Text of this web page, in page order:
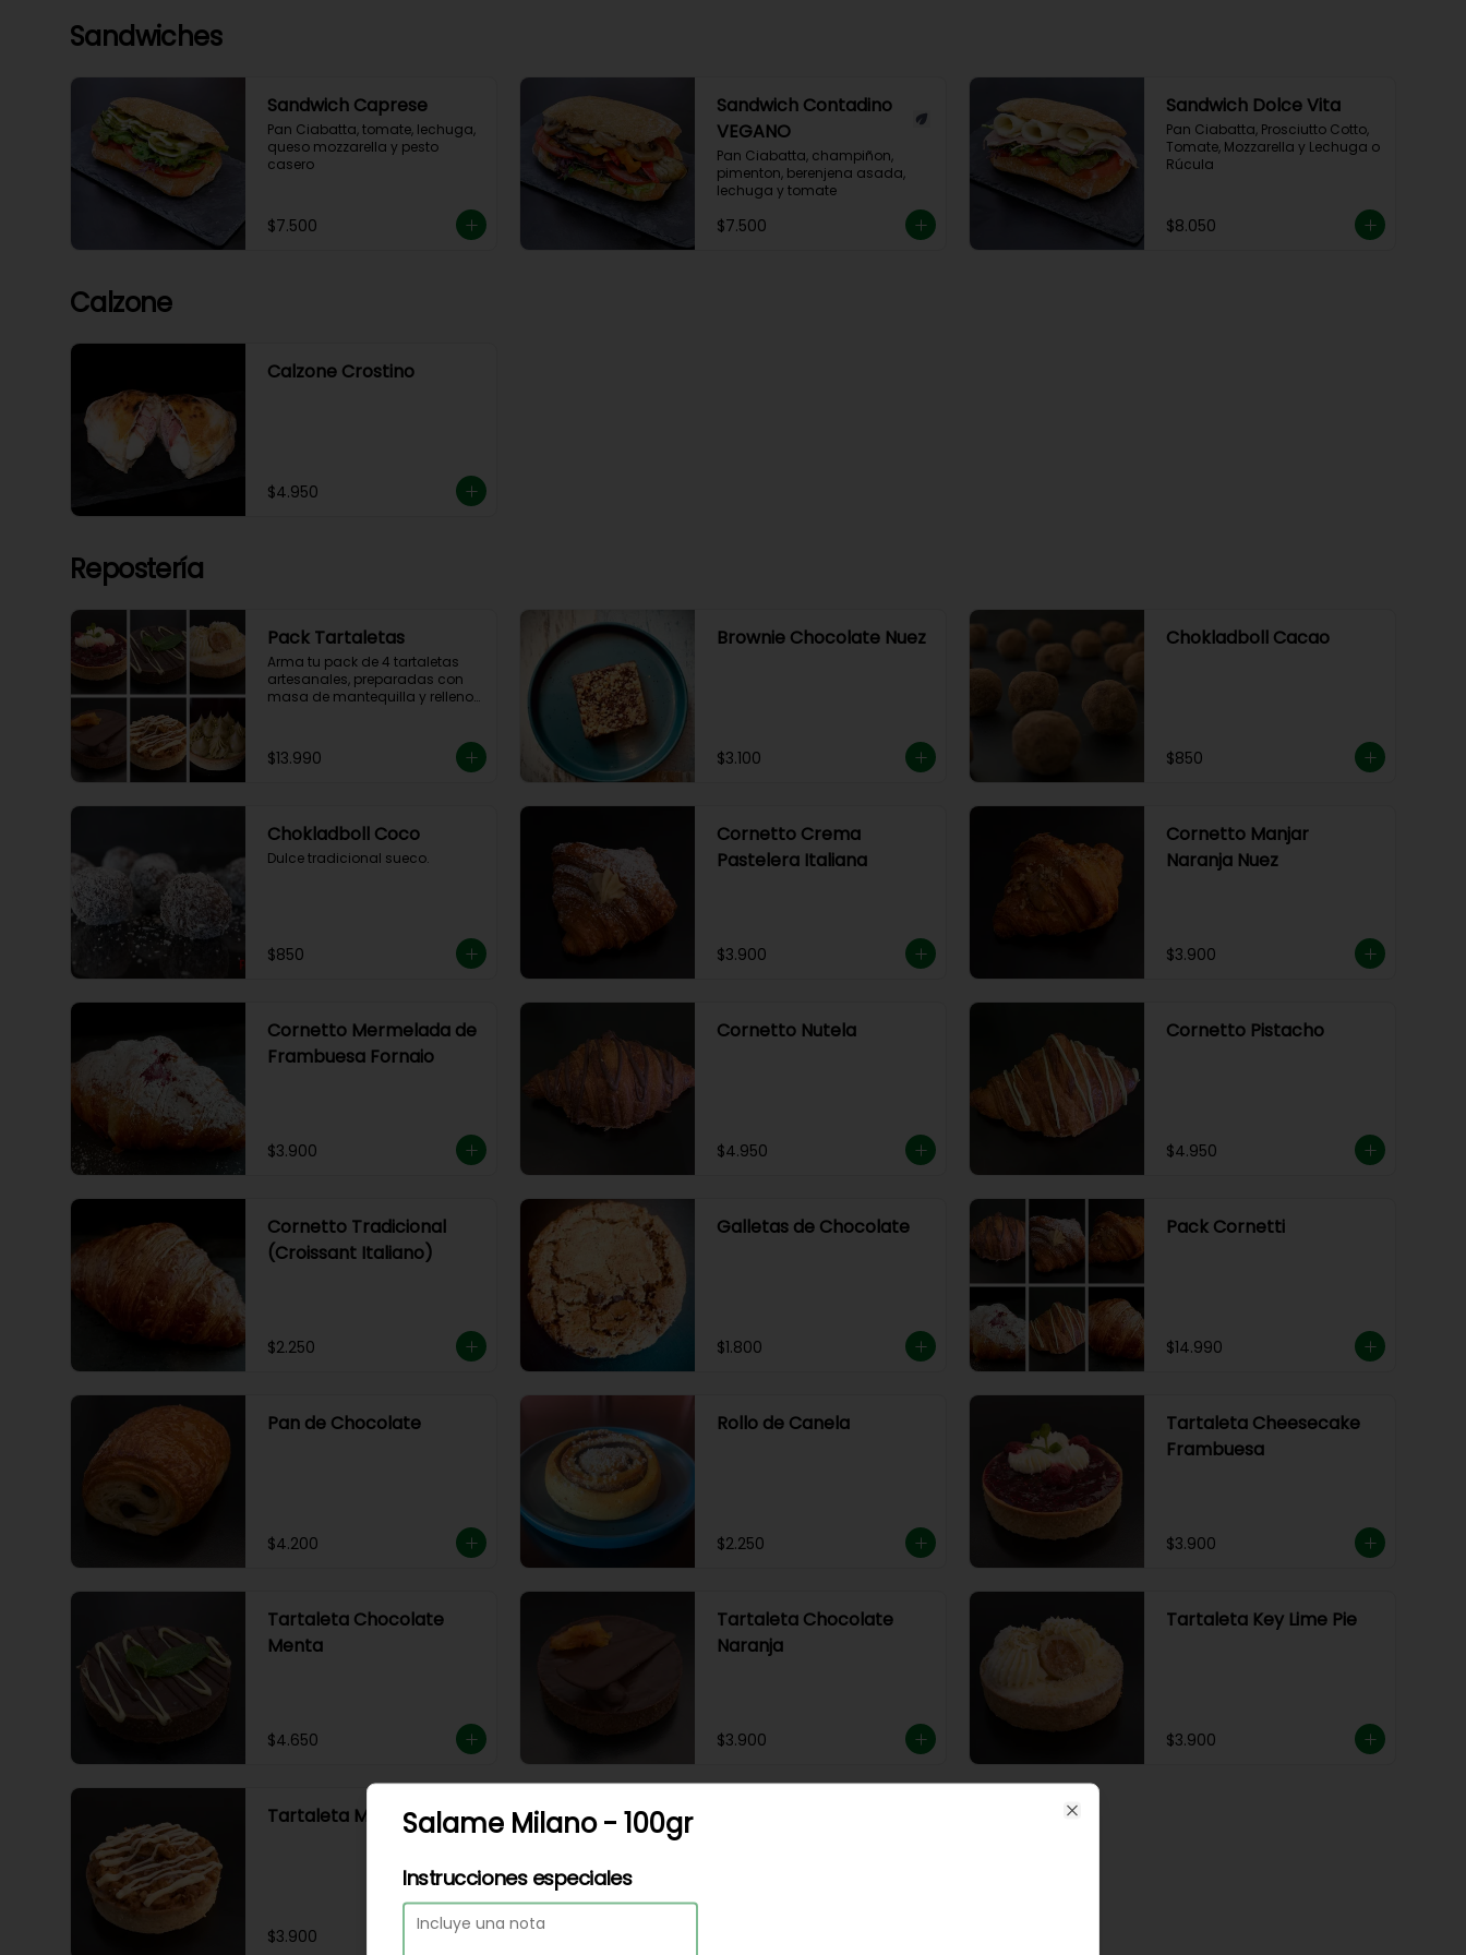
Sandwiches
Sandwich Caprese
Pan Ciabatta, tomate, lechuga,
queso mozzarella y pesto
casero
$7.500
Sandwich Contadino
VEGANO
Pan Ciabatta, champiñon,
pimenton, berenjena asada,
lechuga y tomate
$7.500
Sandwich Dolce Vita
Pan Ciabatta, Prosciutto Cotto,
Tomate, Mozzarella y Lechuga o
Rúcula
$8.050
Calzone
Calzone Crostino
$4.950
Repostería
Pack Tartaletas
Arma tu pack de 4 tartaletas
artesanales, preparadas con
masa de mantequilla y rellenos
opciones disponibles para
completar tu pack.
$13.990
Brownie Chocolate Nuez
$3.100
Chokladboll Cacao
$850
Chokladboll Coco
Dulce tradicional sueco.
$850
Cornetto Crema
Pastelera Italiana
$3.900
Cornetto Manjar
Naranja Nuez
$3.900
Cornetto Mermelada de
Frambuesa Fornaio
$3.900
Cornetto Nutela
$4.950
Cornetto Pistacho
$4.950
Cornetto Tradicional
(Croissant Italiano)
$2.250
Galletas de Chocolate
$1.800
Pack Cornetti
$14.990
Pan de Chocolate
$4.200
Rollo de Canela
$2.250
Tartaleta Cheesecake
Frambuesa
$3.900
Tartaleta Chocolate
Menta
$4.650
Tartaleta Chocolate
Naranja
$3.900
Tartaleta Key Lime Pie
$3.900
Tartaleta Manzana Nuez
$3.900
Salame Milano - 100gr
Instrucciones especiales